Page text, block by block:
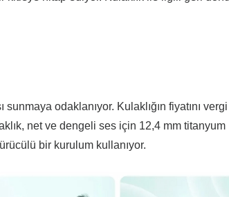
odaklanıyor. Kulaklığın fiyatını
net ve dengeli ses için 12,4 mm titanyum
bir kurulum kullanıyor.